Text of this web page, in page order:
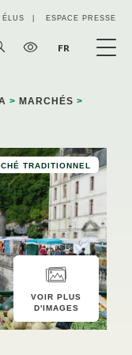
ÉLUS ESPACE PRESSE
FR
> MARCHÉS >
TRADITIONNEL
VOIR PLUS
D'IMAGES